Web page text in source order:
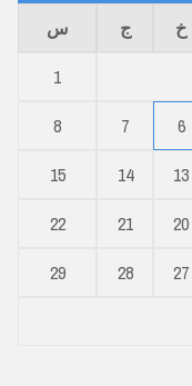
خ ج
س
1
6
7
8
13
14
15
20
21
22
27
28
29